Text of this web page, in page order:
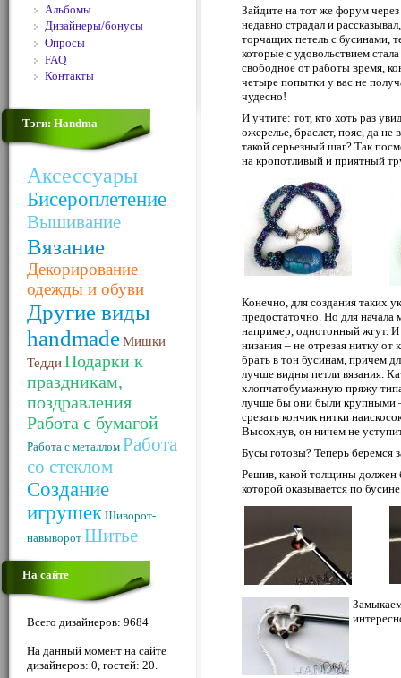
Альбомы
Дизайнеры/бонусы
Опросы
FAQ
Контакты
Тэги: Handma
Аксессуары
Бисероплетение
Вышивание
Вязание
Декорирование
одежды и обуви
Другие виды
handmadeМишки
ТеддиПодарки к
праздникам,
поздравления
Работа с бумагой
Работа с металлом Работа
со стеклом
Создание
игрушек Шиворот-
навыворот Шитье
На сайте
Всего дизайнеров: 9684
На данный момент на сайте
дизайнеров: 0, гостей: 20.
Зайдите на тот же форум
недавно страдал и
торчащих петель с бусинами,
которые с удовольствием
свободное от работы время,
четыре попытки у вас не
чудесно!
И учтите: тот, кто хоть раз
ожерелье, браслет, пояс, да
такой серьезный шаг? Так
на кропотливый и приятный
Конечно, для создания таких
предостаточно. Но для
например, однотонный жгут.
низания – не отрезая нитку
брать в тон бусинам, причем
лучше видны петли вязания.
хлопчатобумажную пряжу
лучше бы они были крупными –
срезать кончик нитки
Высохнув, он ничем не
Бусы готовы? Теперь беремся
Решив, какой толщины должен
которой оказывается по